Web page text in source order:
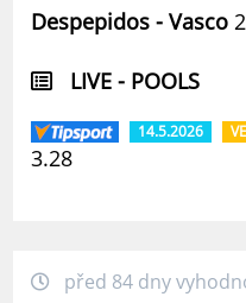
Despepidos - Vasco
LIVE - POOLS
14.5.2026
3.28
před 84 dny